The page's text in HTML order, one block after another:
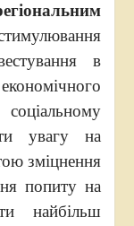
в
увагу на
зміцнення
попиту на
найбільш